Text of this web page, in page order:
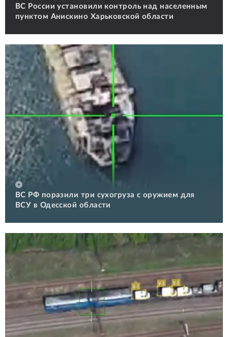
ВС России установили контроль над населенным
пунктом Анискино Харьковской области
ВС РФ поразили три сухогруза с оружием для
ВСУ в Одесской области